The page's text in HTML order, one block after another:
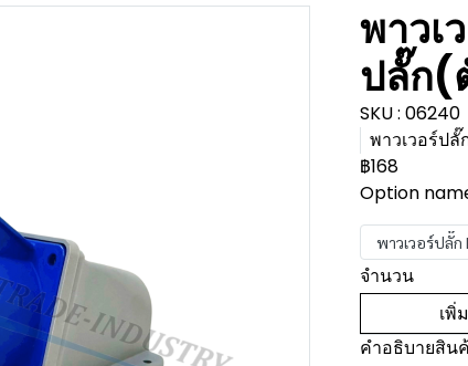
พาวเ
ปลั๊ก(
SKU : 06240
พาวเวอร์ปลั๊
฿168
Option
พาวเวอร์ปลั๊ก
จำนวน
เพิ่
คำอธิบายสิน